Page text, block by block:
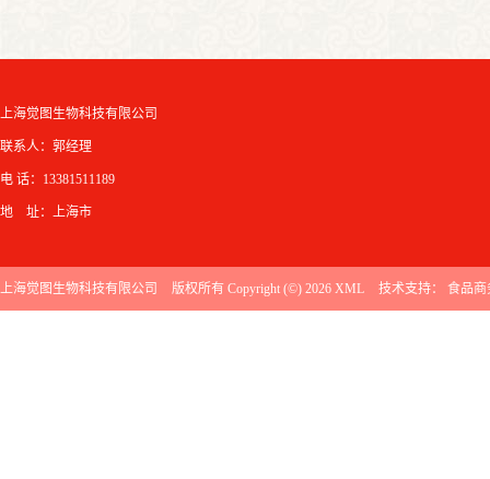
上海觉图生物科技有限公司
联系人：郭经理
电 话：13381511189
地 址：上海市
上海觉图生物科技有限公司 版权所有 Copyright (©) 2026 XML 技术支持： 食品商